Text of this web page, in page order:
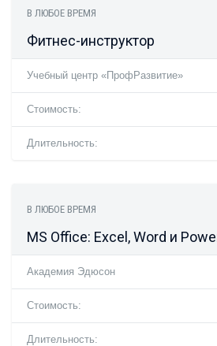
В ЛЮБОЕ ВРЕМЯ
Фитнес-инструктор
Учебный центр «ПрофРазвитие»
Стоимость:
Длительность:
В ЛЮБОЕ ВРЕМЯ
MS Office: Excel, Word и
Академия Эдюсон
Стоимость:
Длительность: